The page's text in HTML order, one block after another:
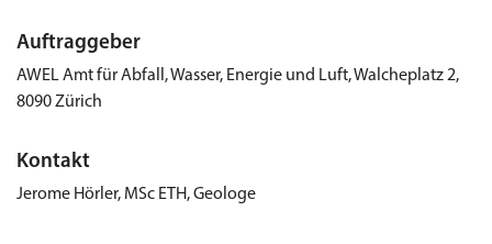
Auftraggeber
AWEL Amt für Abfall, Wasser, Energie und Luft, Walcheplatz 2,
8090 Zürich
Kontakt
Jerome Hörler, MSc ETH, Geologe